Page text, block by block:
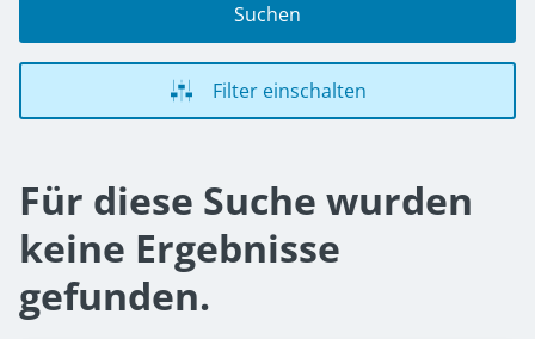
Suchen
Filter einschalten
Für diese Suche wurden
keine Ergebnisse
gefunden.